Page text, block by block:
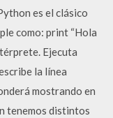
es el clásico
como: print “Hola
Ejecuta
la línea
mostrando en
tenemos distintos